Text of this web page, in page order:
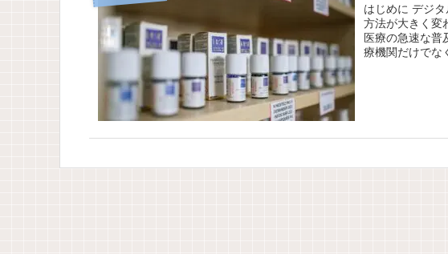
はじめに デジ
方法が大きく変
医療の急速な普
療機関だけでな